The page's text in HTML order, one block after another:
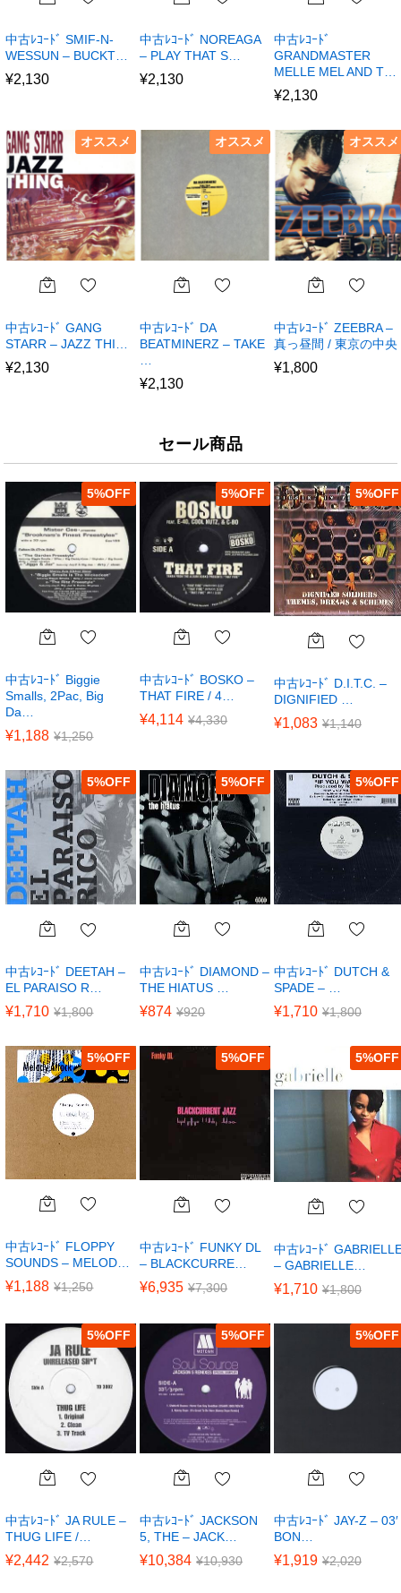
中古ﾚｺｰﾄﾞ SMIF-N-
WESSUN – BUCKT…
¥2,130
中古ﾚｺｰﾄﾞ NOREAGA
– PLAY THAT S…
¥2,130
中古ﾚｺｰﾄﾞ
GRANDMASTER
MELLE MEL AND T…
¥2,130
オススメ
中古ﾚｺｰﾄﾞ GANG
STARR – JAZZ THI…
¥2,130
オススメ
中古ﾚｺｰﾄﾞ DA
BEATMINERZ – TAKE
¥2,130
オススメ
中古ﾚｺｰﾄﾞ ZEEBRA –
真っ昼間 / 東京の中央
¥1,800
セール商品
5%
中古ﾚｺｰﾄﾞ Biggie
Smalls, 2Pac, Big
Da…
¥1,188 ¥1,250
5%
中古ﾚｺｰﾄﾞ BOSKO –
THAT FIRE / 4…
¥4,114 ¥4,330
5%
中古ﾚｺｰﾄﾞ D.I.T.C. –
DIGNIFIED …
¥1,083 ¥1,140
5%
中古ﾚｺｰﾄﾞ DEETAH –
EL PARAISO R…
¥1,710 ¥1,800
5%
中古ﾚｺｰﾄﾞ DIAMOND –
THE HIATUS …
¥874 ¥920
5%
中古ﾚｺｰﾄﾞ DUTCH &
SPADE – …
¥1,710 ¥1,800
5%
中古ﾚｺｰﾄﾞ FLOPPY
SOUNDS – MELOD…
¥1,188 ¥1,250
5%
中古ﾚｺｰﾄﾞ FUNKY DL
– BLACKCURRE…
¥6,935 ¥7,300
5%
中古ﾚｺｰﾄﾞ
– GABRIELLE…
¥1,710 ¥1,800
5%
中古ﾚｺｰﾄﾞ JA RULE –
THUG LIFE /…
¥2,442 ¥2,570
5%
中古ﾚｺｰﾄﾞ JACKSON
5, THE – JACK…
¥10,384 ¥10,930
5%
中古ﾚｺｰﾄﾞ JAY-Z – 03′
BON…
¥1,919 ¥2,020